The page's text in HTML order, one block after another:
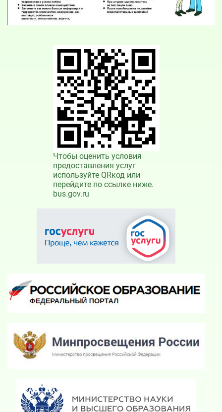
Чтобы оценить условия
предоставления услуг
используйте QRкод или
перейдите по ссылке ниже.
bus.gov.ru